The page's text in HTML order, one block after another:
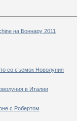
на Боннару 2011
со съемок Новолуния
в Италии
с Робертом